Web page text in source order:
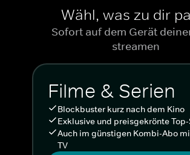
Wähl, was zu dir
Sofort auf dem Gerät
streamen
Filme & Serien
Blockbuster kurz nach dem Kino
Exklusive und preisgekrönte
Auch im günstigen Kombi-Abo
TV